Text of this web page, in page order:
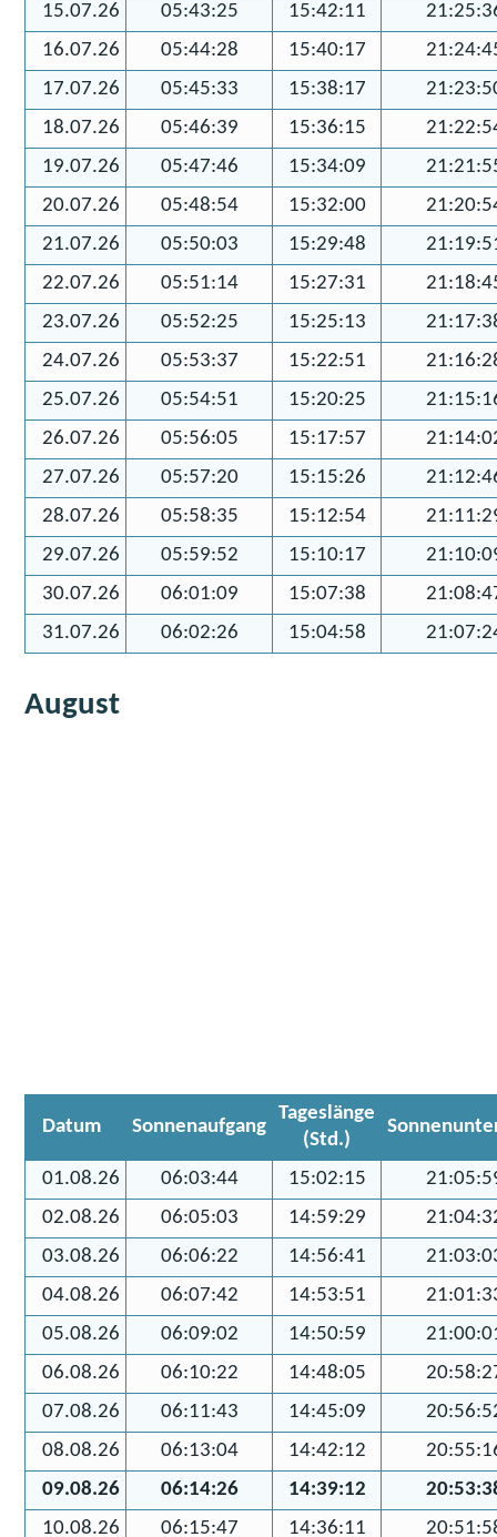
15.07.26
05:43:25 15:42:11
16.07.26
05:44:28 15:40:17
17.07.26
05:45:33 15:38:17
18.07.26
05:46:39 15:36:15
19.07.26
05:47:46 15:34:09
20.07.26
05:48:54 15:32:00
21.07.26
05:50:03 15:29:48
22.07.26
05:51:14 15:27:31
23.07.26
05:52:25 15:25:13
24.07.26
05:53:37 15:22:51
25.07.26
05:54:51 15:20:25
26.07.26
05:56:05 15:17:57
27.07.26
05:57:20 15:15:26
28.07.26
05:58:35 15:12:54
29.07.26
05:59:52 15:10:17
30.07.26
06:01:09 15:07:38
31.07.26
06:02:26 15:04:58
August
Datum Sonnenaufgang
Tageslänge
(Std.)
01.08.26 06:03:44 15:02:15
02.08.26
06:05:03 14:59:29
03.08.26
06:06:22 14:56:41
04.08.26
06:07:42 14:53:51
05.08.26
06:09:02 14:50:59
06.08.26
06:10:22 14:48:05
07.08.26
06:11:43 14:45:09
08.08.26
06:13:04 14:42:12
09.08.26
06:14:26 14:39:12
10.08.26
06:15:47 14:36:11